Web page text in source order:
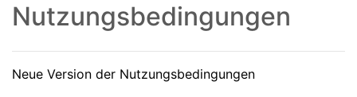
Nutzungsbedingungen
Neue Version der Nutzungsbedingungen